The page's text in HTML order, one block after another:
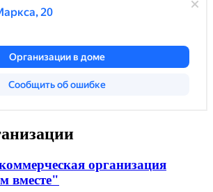
организация
вместе"